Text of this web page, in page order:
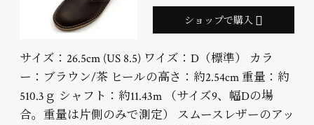
サイズ：26.5cm (US 8.5) ワイズ：D（標準） カラ
ー：ブラウン/茶 ヒールの高さ：約2.54cm 重量：約
510.3ｇ シャフト：約11.43m （サイズ9、幅Dの場
合。重量は片側のみで測定） スムースレザーのアッ
ショップで購入